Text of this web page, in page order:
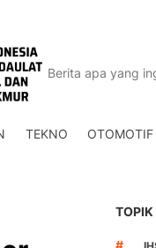
TEKNO OTOMOTIF
TOPIK
#